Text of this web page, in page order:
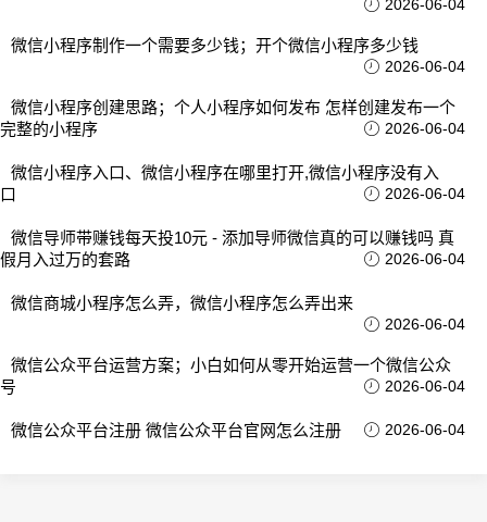
2026-06-04
微信小程序制作一个需要多少钱；开个微信小程序多少钱
2026-06-04
微信小程序创建思路；个人小程序如何发布 怎样创建发布一个
完整的小程序
2026-06-04
微信小程序入口、微信小程序在哪里打开,微信小程序没有入
口
2026-06-04
微信导师带赚钱每天投10元 - 添加导师微信真的可以赚钱吗 真
假月入过万的套路
2026-06-04
微信商城小程序怎么弄，微信小程序怎么弄出来
2026-06-04
微信公众平台运营方案；小白如何从零开始运营一个微信公众
号
2026-06-04
微信公众平台注册 微信公众平台官网怎么注册 2026-06-04